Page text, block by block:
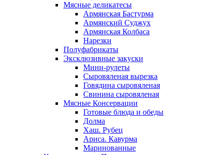
Мясные деликатесы
Армянская Бастурма
Армянский Суджух
Армянская Колбаса
Нарезки
Полуфабрикаты
Эксклюзивные закуски
Мини-рулеты
Сыровяленая вырезка
Говядина сыровяленая
Свинина сыровяленая
Мясные Консервации
Готовые блюда и обеды
Долма
Хаш. Рубец
Ариса. Кавурма
Маринованные